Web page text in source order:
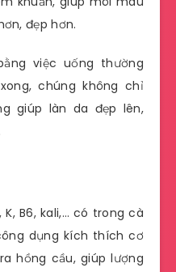
đẹp hơn.
việc uống thường
chúng không chỉ
giúp làn da đẹp lên,
B6, kali,… có trong cà
dụng kích thích cơ
hồng cầu, giúp lượng